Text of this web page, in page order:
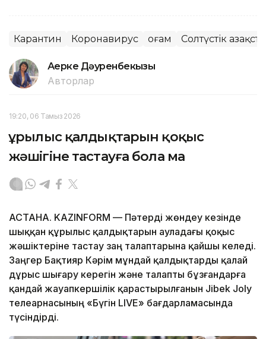
Карантин Коронавирус Қоғам Солтүстік
Ақерке Дәуренбекқызы
Авторлар
19:20, 06 Тамыз 2026
Құрылыс қалдықтарын қоқыс
жәшігіне тастауға бола ма
АСТАНА. KAZINFORM — Пәтерді жөндеу кезінде
шыққан құрылыс қалдықтарын ауладағы қоқыс
жәшіктеріне тастау заң талаптарына қайшы келеді.
Заңгер Бақтияр Кәрім мұндай қалдықтарды қалай
дұрыс шығару керегін және талапты бұзғандарға
қандай жауапкершілік қарастырылғанын Jibek Joly
телеарнасының «Бүгін LIVE» бағдарламасында
түсіндірді.